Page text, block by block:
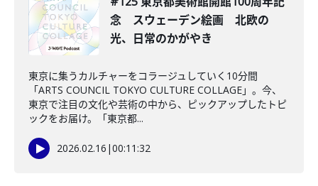
念 スウェーデン絵画 北欧の
光、日常のかがやき
東京に集うカルチャーをコラージュしていく10分間
「ARTS COUNCIL TOKYO CULTURE COLLAGE」。今、
東京で注目の文化や芸術の中から、ピックアップしたトピ
ックをお届け。「東京都...
2026.02.16 |00:11:32